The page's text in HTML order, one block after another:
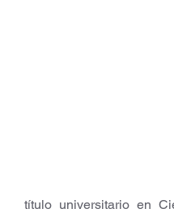
título universitario en